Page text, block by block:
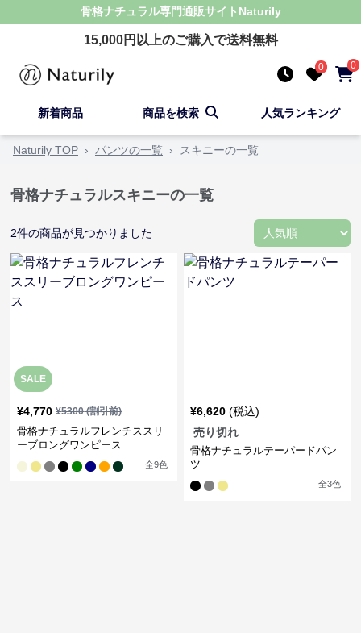
骨格ナチュラル専門通販サイト Naturily
15,000円以上のご購入で送料無料
0 0
新着商品 商品を検索 人気ランキング
Naturily TOP › パンツの一覧 › スキニーの一覧
骨格ナチュラルスキニーの一覧
2件の商品が見つかりました
SALE
¥4,770 ¥5300(割引前)
骨格ナチュラルフレンチススリ
ーブロングワンピース
全9色
¥6,620 (税込)
売り切れ
骨格ナチュラルテーパードパン
ツ
全3色